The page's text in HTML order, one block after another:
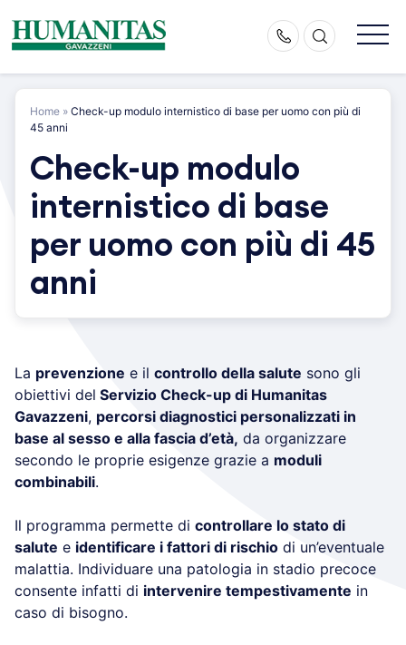
content
Home » Check-up modulo internistico di base per uomo con più di
45 anni
Check-up modulo
internistico di base
per uomo con più di 45
anni
La prevenzione e il controllo della salute sono gli
obiettivi del Servizio Check-up di Humanitas
Gavazzeni, percorsi diagnostici personalizzati in
base al sesso e alla fascia d’età, da organizzare
secondo le proprie esigenze grazie a moduli
combinabili.
Il programma permette di controllare lo stato di
salute e identificare i fattori di rischio di un’eventuale
malattia. Individuare una patologia in stadio precoce
consente infatti di intervenire tempestivamente in
caso di bisogno.